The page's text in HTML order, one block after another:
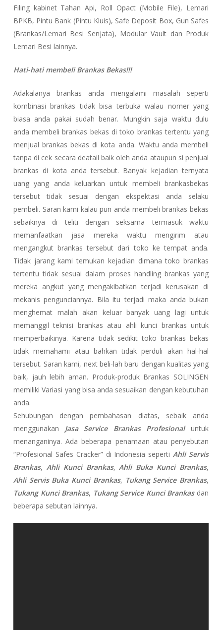
Filing kabinet Tahan Api, Roll Opact (Mobile File), Lemari
BPKB, Pintu Bank (Pintu Kluis), Safe Deposit Box, Gun Safes
(Brankas/Lemari Besi Senjata), Modular Vault dan Produk
Lemari Besi lainnya.
Hati-hati membeli Brankas Bekas!!!
Adakalanya brankas anda mengalami masalah seperti
kombinasi brankas tidak bisa terbuka walau nomer yang
biasa anda pakai sudah benar. Mungkin saja waktu dulu
anda membeli brankas bekas di toko brankas tertentu yang
menjual brankas bekas di kota anda. Waktu anda membeli
tanpa di cek secara deatail baik oleh anda ataupun si penjual
brankas di kota anda tersebut. Banyak kejadian ternyata
uang yang anda keluarkan untuk membeli brankasbekas
tersebut tidak sesuai dengan ekspektasi anda selaku
pembeli. Saran kami kalau pun anda membeli brankas bekas
sebaiknya di teliti dengan seksama termasuk waktu
memanfaatkan jasa mereka waktu mengirim atau
mengangkut brankas tersebut dari toko ke tempat anda.
Tidak jarang kami temukan kejadian dimana toko brankas
tertentu tidak sesuai dalam proses handling brankas yang
mereka angkut yang mengakibatkan terjadi kerusakan di
mekanis pengunciannya. Bila itu terjadi maka anda bukan
menghemat malah akan keluar banyak uang lagi untuk
memanggil teknisi brankas atau ahli kunci brankas untuk
memperbaikinya. Karena tidak sedikit toko brankas bekas
tidak memahami atau bahkan tidak perduli akan hal-hal
tersebut. Saran kami, next beli-lah baru dengan kualitas yang
baik, jauh lebih aman. Produk-produk Brankas SOLINGEN
memiliki Variasi yang bisa anda sesuaikan dengan kebutuhan
anda.
Sehubungan dengan pembahasan diatas, sebaik anda
menggunakan Jasa Service Brankas Profesionaluntuk
menanganinya. Ada beberapa penamaan atau penyebutan
“Profesional Safes Cracker” di Indonesia sepertiAhli Servis
Brankas, Ahli Kunci Brankas,Ahli Buka Kunci Brankas,
Ahli Servis Buka Kunci Brankas, Tukang Service Brankas,
Tukang Kunci Brankas, Tukang Service Kunci Brankasdan
beberapa sebutan lainnya.